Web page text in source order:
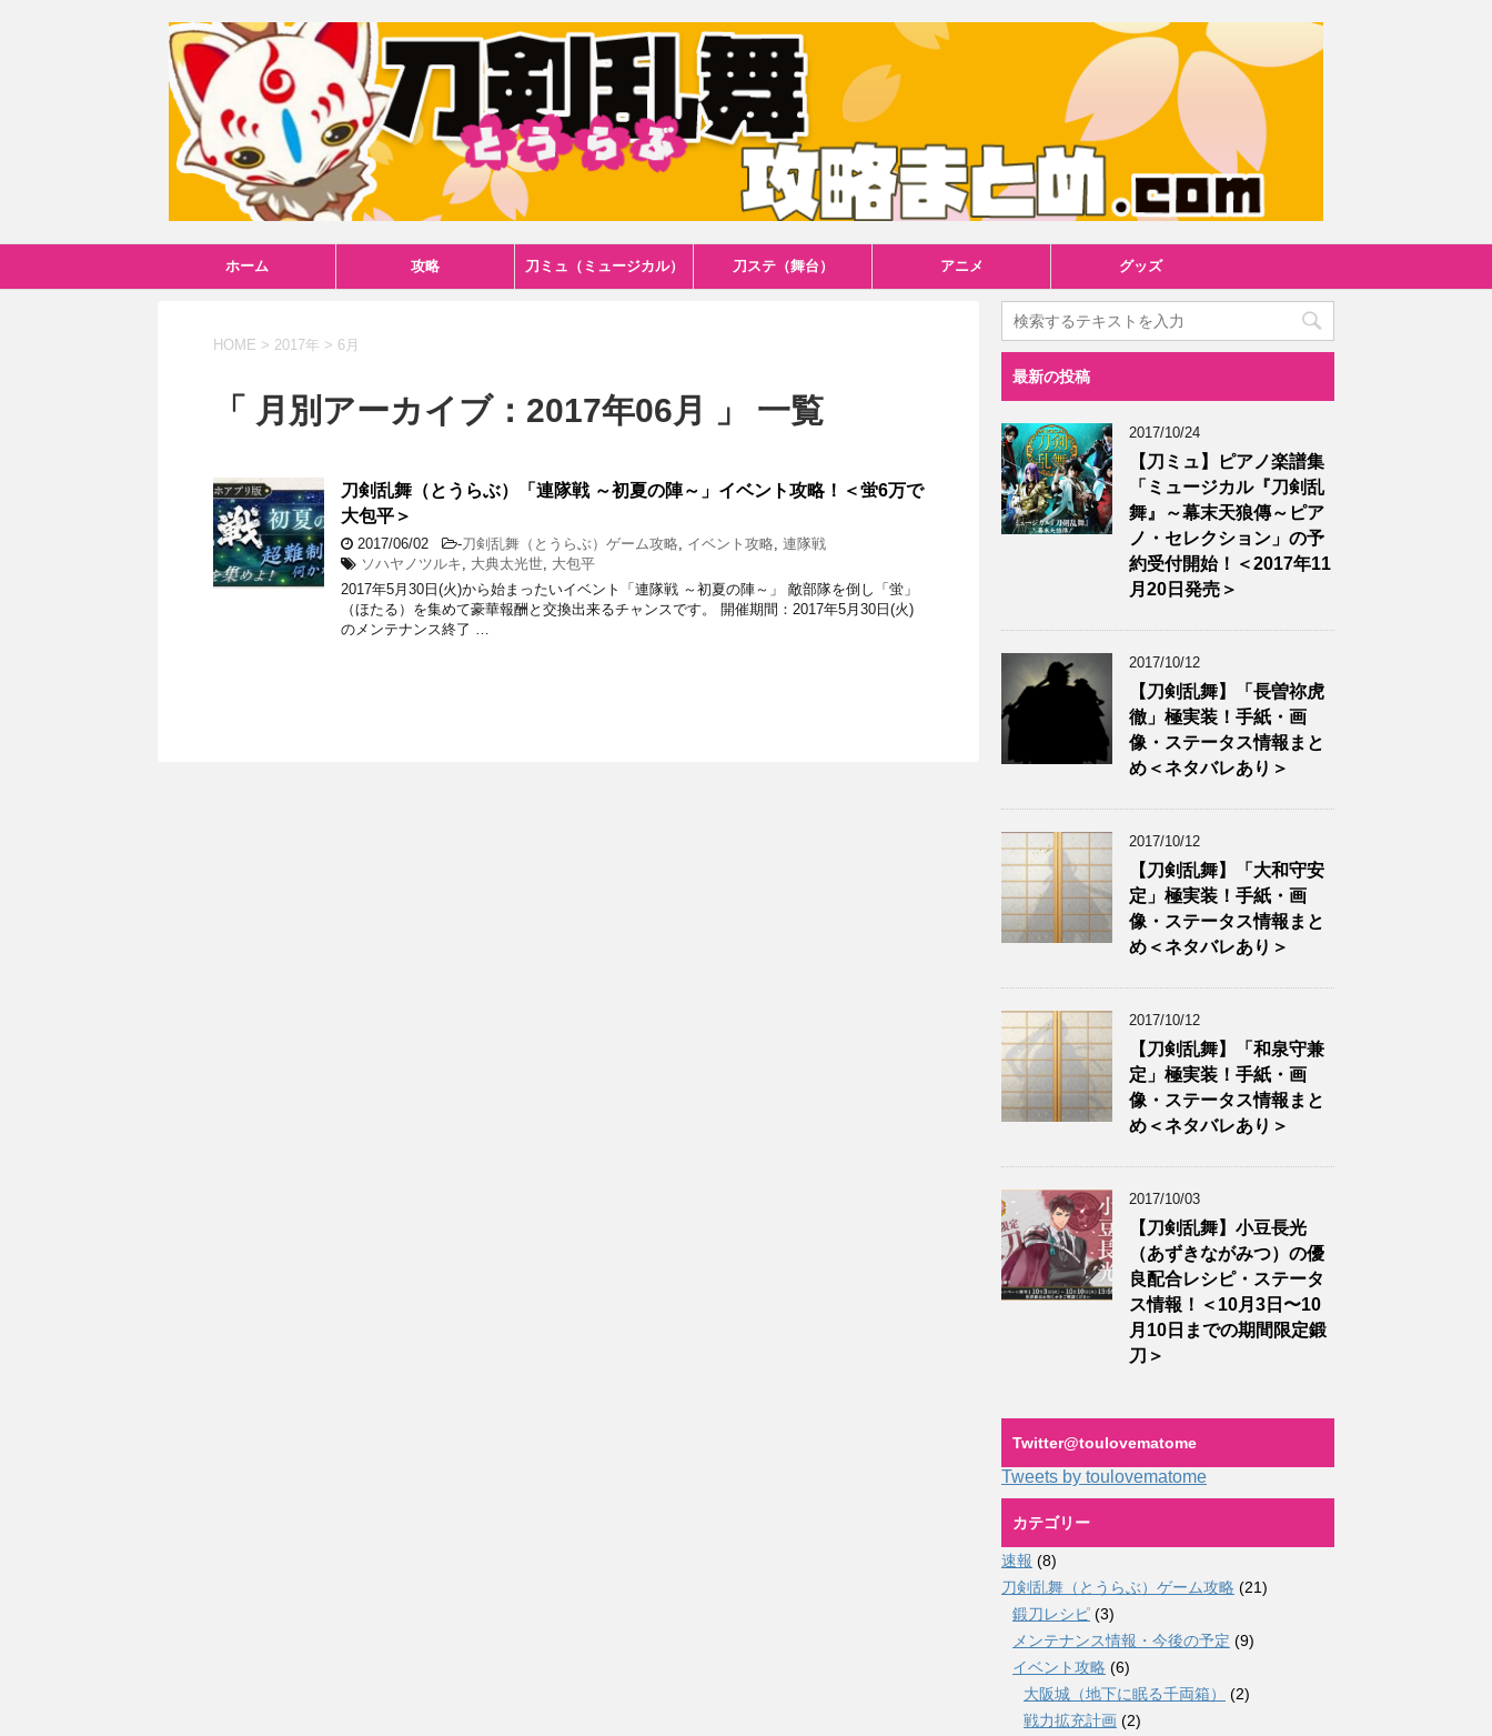
ホーム 攻略 刀ミュ（ミュージカル） 刀ステ（舞台） アニメ グッズ
HOME > 2017年 > 6月
「 月別アーカイブ：2017年06月 」 一覧
刀剣乱舞（とうらぶ）「連隊戦 ～初夏の陣～」イベント攻略！＜蛍6万で
大包平＞
2017/06/02 -刀剣乱舞（とうらぶ）ゲーム攻略 イベント攻略 連隊戦
ソハヤノツルキ
大典太光世 大包平
2017年5月30日(火)から始まったいイベント「連隊戦 ～初夏の陣～」 敵部隊を倒し「蛍」
（ほたる）を集めて豪華報酬と交換出来るチャンスです。 開催期間：2017年5月30日(火)
のメンテナンス終了 …
最新の投稿
2017/10/24
【刀ミュ】ピアノ楽譜集
「ミュージカル『刀剣乱
舞』～幕末天狼傳～ピア
ノ・セレクション」の予
約受付開始！＜2017年11
月20日発売＞
2017/10/12
【刀剣乱舞】「長曽祢虎
徹」極実装！手紙・画
像・ステータス情報まと
め＜ネタバレあり＞
2017/10/12
【刀剣乱舞】「大和守安
定」極実装！手紙・画
像・ステータス情報まと
め＜ネタバレあり＞
2017/10/12
【刀剣乱舞】「和泉守兼
定」極実装！手紙・画
像・ステータス情報まと
め＜ネタバレあり＞
2017/10/03
【刀剣乱舞】小豆長光
（あずきながみつ）の優
良配合レシピ・ステータ
ス情報！＜10月3日〜10
月10日までの期間限定鍛
刀＞
Twitter‎@toulovematome
Tweets by toulovematome
カテゴリー
速報 (8)
刀剣乱舞（とうらぶ）ゲーム攻略 (21)
鍛刀レシピ (3)
メンテナンス情報・今後の予定 (9)
イベント攻略 (6)
大阪城（地下に眠る千両箱）
(2)
戦力拡充計画 (2)